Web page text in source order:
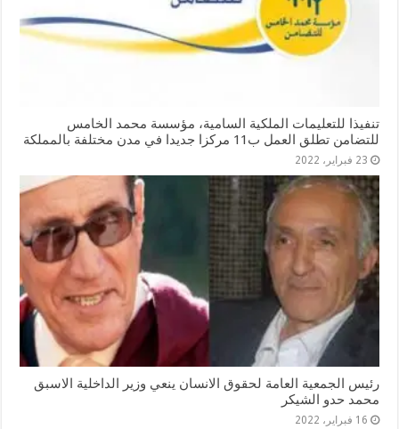
تنفيذا للتعليمات الملكية السامية، مؤسسة محمد الخامس
للتضامن تطلق العمل ب11 مركزا جديدا في مدن مختلفة بالمملكة
23 فبراير، 2022
رئيس الجمعية العامة لحقوق الانسان ينعي وزير الداخلية الاسبق
محمد حدو الشيكر
16 فبراير، 2022